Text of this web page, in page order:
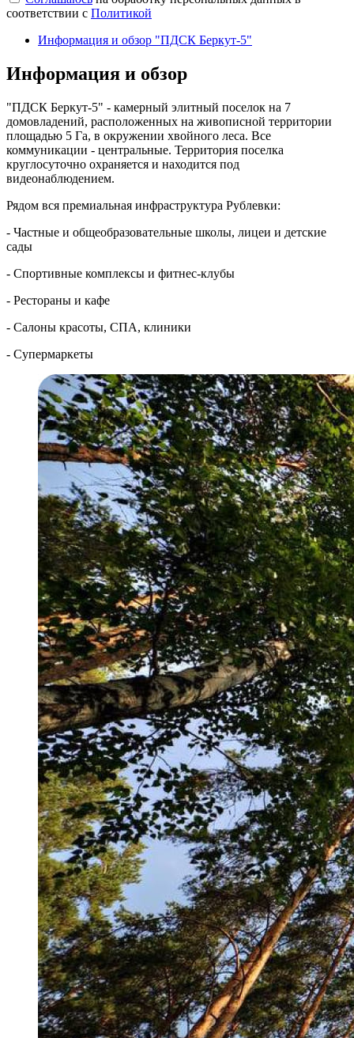
соответствии с Политикой
Информация и обзор "ПДСК Беркут-5"
Информация и обзор
"ПДСК Беркут-5" - камерный элитный поселок на 7
домовладений, расположенных на живописной территории
площадью 5 Га, в окружении хвойного леса. Все
коммуникации - центральные. Территория поселка
круглосуточно охраняется и находится под
видеонаблюдением.
Рядом вся премиальная инфраструктура Рублевки:
- Частные и общеобразовательные школы, лицеи и детские
сады
- Спортивные комплексы и фитнес-клубы
- Рестораны и кафе
- Салоны красоты, СПА, клиники
- Супермаркеты